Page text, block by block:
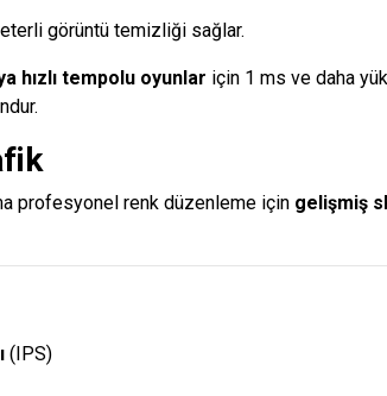
görüntü temizliği sağlar.
hızlı tempolu oyunlar için 1 ms ve daha
profesyonel renk düzenleme için gelişmiş
(IPS)